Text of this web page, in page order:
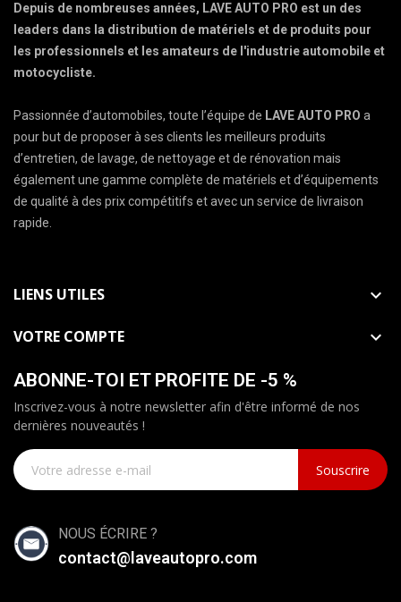
Depuis de nombreuses années, LAVE AUTO PRO est un des
leaders dans la distribution de matériels et de produits pour
les professionnels et les amateurs de l'industrie automobile et
motocycliste.
Passionnée d’automobiles, toute l’équipe de LAVE AUTO PRO a
pour but de proposer à ses clients les meilleurs produits
d’entretien, de lavage, de nettoyage et de rénovation mais
également une gamme complète de matériels et d’équipements
de qualité à des prix compétitifs et avec un service de livraison
rapide.
LIENS UTILES 
VOTRE COMPTE

ABONNE-TOI ET PROFITE DE -5 %
Inscrivez-vous à notre newsletter afin d'être informé de nos
dernières nouveautés !
Souscrire
NOUS ÉCRIRE ?
contact@laveautopro.com